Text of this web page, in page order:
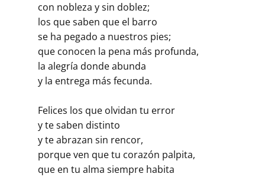
con nobleza y sin doblez;
los que saben que el barro
se ha pegado a nuestros pies;
que conocen la pena más profunda,
la alegría donde abunda
y la entrega más fecunda.
Felices los que olvidan tu error
y te saben distinto
y te abrazan sin rencor,
porque ven que tu corazón palpita,
que en tu alma siempre habita